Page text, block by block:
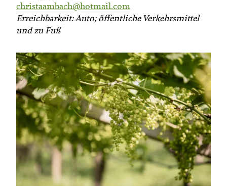
christaambach@hotmail.com
Erreichbarkeit: Auto; öffentliche Verkehrsmittel
und zu Fuß